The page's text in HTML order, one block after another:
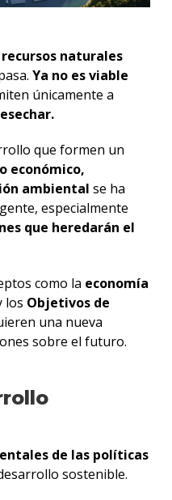
naturales
Ya no es viable
únicamente a
que formen un
económico,
ambiental se ha
especialmente
que heredarán el
como la economía
los Objetivos de
una nueva
sobre el futuro.
de las políticas
sostenible.